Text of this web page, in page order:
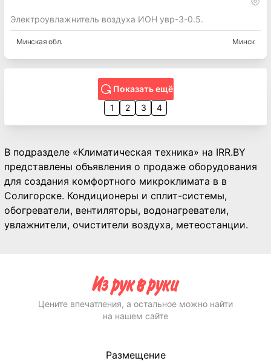
Электроувлажнитель воздуха ИОН увр-3-0.5.
Минская обл. Минск
Показать ещё
1
2 3 4
В подразделе «Климатическая техника» на IRR.BY
представлены объявления о продаже оборудования
для создания комфортного микроклимата в в
Солигорске. Кондиционеры и сплит-системы,
обогреватели, вентиляторы, водонагреватели,
увлажнители, очистители воздуха, метеостанции.
Цените впечатления, а остальное можно найти
на нашем сайте
Размещение